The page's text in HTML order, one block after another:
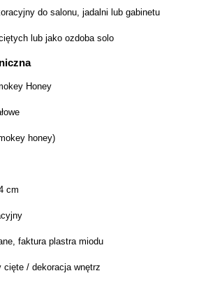
do salonu, jadalni lub gabinetu
lub jako ozdoba solo
Honey
honey)
cm
faktura plastra miodu
cięte / dekoracja wnętrz